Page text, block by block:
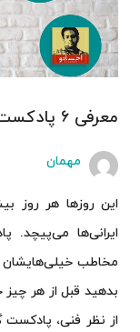
معرفی ۶ پادکست فارسی درباره‌ی دنیای کتاب ها
مهمان
این روزها هر روز
ایرانی‌ها می‌پیچد.
مخاطب خیلی‌هایشان
بدهید قبل از هر
از نظر فنی،